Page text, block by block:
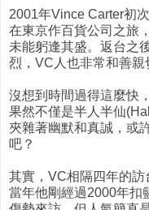
2001年Vince Carter初
在東京作百貨公司之旅
未能躬逢其盛。返台之
烈，VC人也非常和善親
沒想到時間過得這麼快
果然不僅是半人半仙
夾雜著幽默和真誠，或
吧？
其實，VC相隔四年的訪
當年他剛經過2000年扣